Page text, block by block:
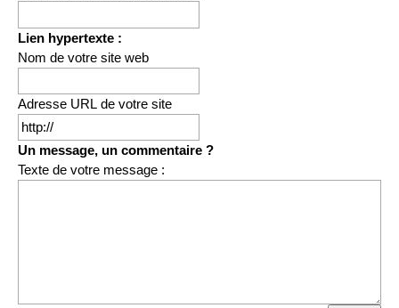
Lien hypertexte :
Nom de votre site web
Adresse URL de votre site
Un message, un commentaire ?
Texte de votre message :